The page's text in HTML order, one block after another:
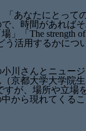
「あなたにとっ
、時間があれば
」「The strength
活用するかにつ
川さんとニュー
京都大学大学院
すが、場所や立場
から現れてくる